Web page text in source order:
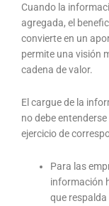
Cuando la
agregada, el
convierte en un
permite una visión
cadena de valor.
El cargue de la
no debe
ejercicio de
Para las
información
que